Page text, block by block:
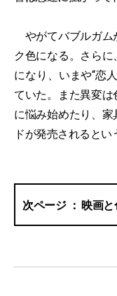
やがてバブルガム
ク色になる。さら
になり、いまや“恋
ていた。また異変は
に悩み始めたり、
ドが発売されるとい
映画と